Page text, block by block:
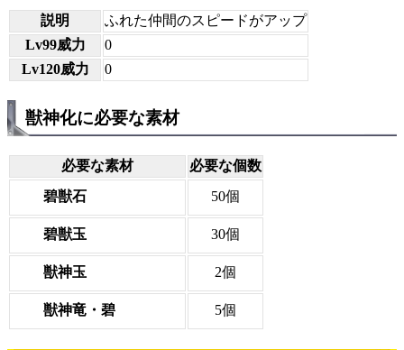
説明
ふれた仲間のスピードがアップ
Lv99威力
0
Lv120威力
0
獣神化に必要な素材
必要な素材
必要な個数
碧獣石
50個
碧獣玉 30個
獣神玉 2個
獣神竜・碧 5個